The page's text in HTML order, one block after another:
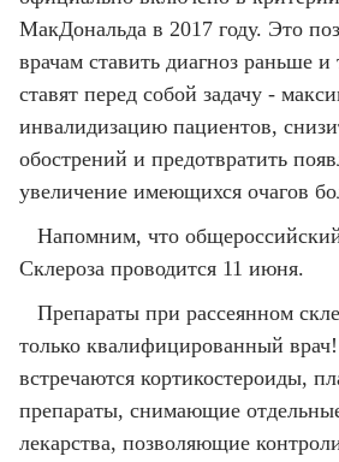
МакДональда в 2017 году. Это
врачам ставить диагноз раньше
ставят перед собой задачу -
инвалидизацию пациентов,
обострений и предотвратить
увеличение имеющихся очагов
Напомним, что
Склероза проводится 11 июня.
Препараты при рассеянном
только квалифицированный
встречаются кортикостероиды,
препараты, снимающие
лекарства, позволяющие